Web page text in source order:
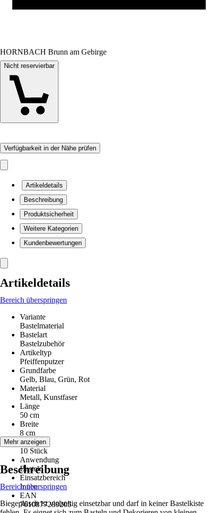
HORNBACH Brunn am Gebirge
Nicht reservierbar
Verfügbarkeit in der Nähe prüfen
Artikeldetails
Beschreibung
Produktsicherheit
Weitere Kategorien
Kundenbewertungen
Artikeldetails
Bereich überspringen
Variante
Bastelmaterial
Bastelart
Bastelzubehör
Artikeltyp
Pfeiffenputzer
Grundfarbe
Gelb, Blau, Grün, Rot
Material
Metall, Kunstfaser
Länge
50 cm
Breite
8 cm
Inhalt
10 Stück
Anwendung
Basteln
Einsatzbereich
Innen
EAN
7610877289205
Mehr anzeigen
Beschreibung
Bereich überspringen
Biegeplüsch ist vielseitig einsetzbar und darf in keiner Bastelkiste